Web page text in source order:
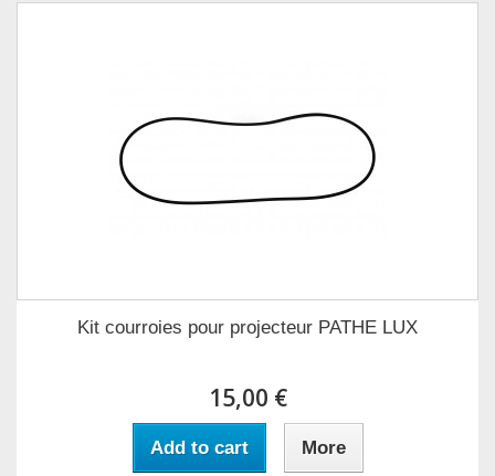
Kit courroies pour projecteur PATHE LUX
15,00 €
Add to cart More